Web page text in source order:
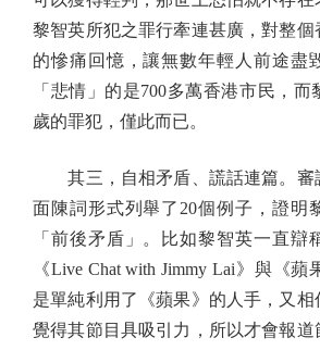
黎智英所犯之罪行牽連甚廣，對整
的慘痛回憶，讓無數年輕人前途盡
「悲情」的是700多萬香港市民，
歲的罪犯，僅此而已。
其三，自相矛盾、謊話連篇。審
面陳詞形式列舉了20個例子，證明
「前後矛盾」。比如黎智英一直辯
《Live Chat with Jimmy Lai》與《
是單純利用了《蘋果》的人手，又相
覺得其節目具吸引力，所以才會報